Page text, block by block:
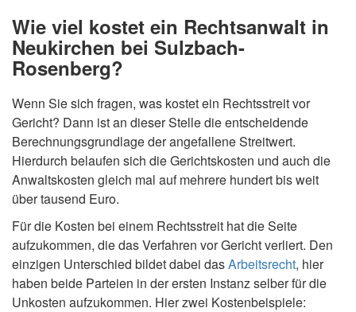
Wie viel kostet ein Rechtsanwalt in
Neukirchen bei Sulzbach-
Rosenberg?
Wenn Sie sich fragen, was kostet ein Rechtsstreit vor
Gericht? Dann ist an dieser Stelle die entscheidende
Berechnungsgrundlage der angefallene Streitwert.
Hierdurch belaufen sich die Gerichtskosten und auch die
Anwaltskosten gleich mal auf mehrere hundert bis weit
über tausend Euro.
Für die Kosten bei einem Rechtsstreit hat die Seite
aufzukommen, die das Verfahren vor Gericht verliert. Den
einzigen Unterschied bildet dabei dasArbeitsrecht, hier
haben beide Parteien in der ersten Instanz selber für die
Unkosten aufzukommen. Hier zwei Kostenbeispiele: